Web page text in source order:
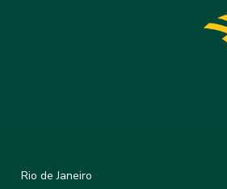
Rio de Janeiro